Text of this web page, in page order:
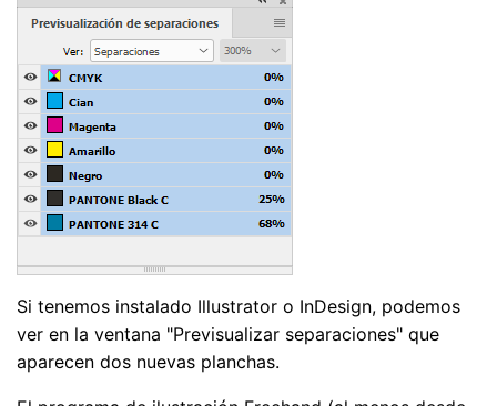
Si tenemos instalado Illustrator o InDesign, podemos
ver en la ventana "Previsualizar separaciones" que
aparecen dos nuevas planchas.